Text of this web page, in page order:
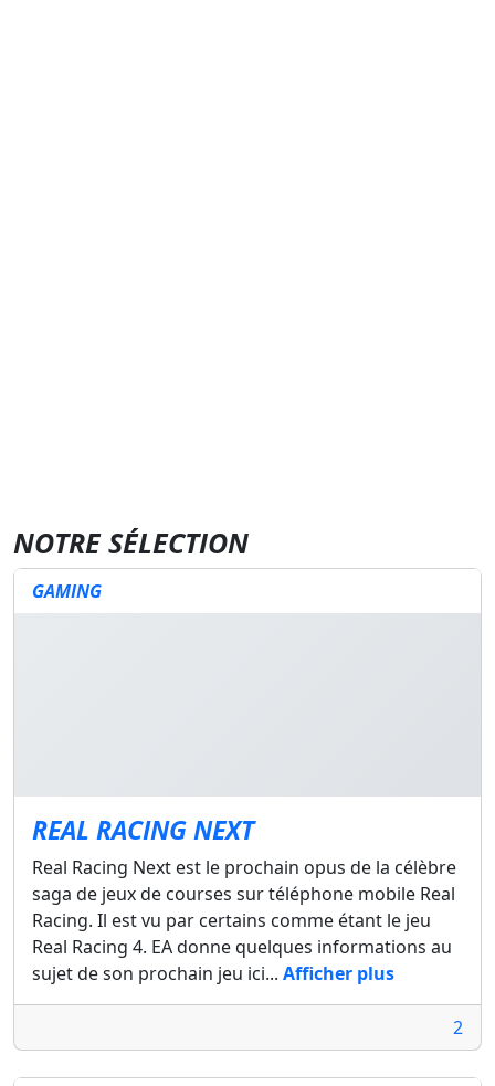
NOTRE SÉLECTION
GAMING
REAL RACING NEXT
Real Racing Next est le prochain opus de la célèbre
saga de jeux de courses sur téléphone mobile Real
Racing. Il est vu par certains comme étant le jeu
Real Racing 4. EA donne quelques informations au
sujet de son prochain jeu ici... Afficher plus
2